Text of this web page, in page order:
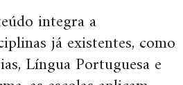
integra a
já existentes, como
Língua Portuguesa e